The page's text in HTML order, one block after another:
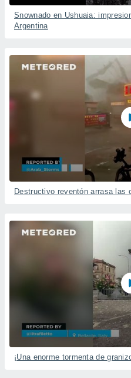
Snownado en Ushuaia:
Argentina
Destructivo reventón arrasa las
¡Una enorme tormenta de